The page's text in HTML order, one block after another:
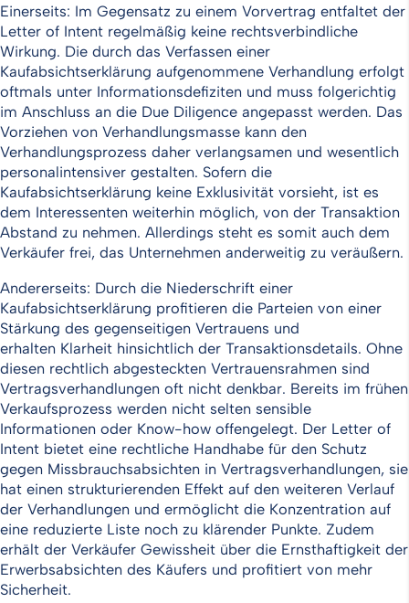
Einerseits: Im Gegensatz zu einem Vorvertrag entfaltet der
Letter of Intent regelmäßig keine rechtsverbindliche
Wirkung. Die durch das Verfassen einer
Kaufabsichtserklärung aufgenommene Verhandlung erfolgt
oftmals unter Informationsdefiziten und muss folgerichtig
im Anschluss an die Due Diligence angepasst werden. Das
Vorziehen von Verhandlungsmasse kann den
Verhandlungsprozess daher verlangsamen und wesentlich
personalintensiver gestalten. Sofern die
Kaufabsichtserklärung keine Exklusivität vorsieht, ist es
dem Interessenten weiterhin möglich, von der Transaktion
Abstand zu nehmen. Allerdings steht es somit auch dem
Verkäufer frei, das Unternehmen anderweitig zu veräußern.
Andererseits: Durch die Niederschrift einer
Kaufabsichtserklärung profitieren die Parteien von einer
Stärkung des gegenseitigen Vertrauens und
erhalten Klarheit hinsichtlich der Transaktionsdetails. Ohne
diesen rechtlich abgesteckten Vertrauensrahmen sind
Vertragsverhandlungen oft nicht denkbar. Bereits im frühen
Verkaufsprozess werden nicht selten sensible
Informationen oder Know-how offengelegt. Der Letter of
Intent bietet eine rechtliche Handhabe für den Schutz
gegen Missbrauchsabsichten in Vertragsverhandlungen, sie
hat einen strukturierenden Effekt auf den weiteren Verlauf
der Verhandlungen und ermöglicht die Konzentration auf
eine reduzierte Liste noch zu klärender Punkte. Zudem
erhält der Verkäufer Gewissheit über die Ernsthaftigkeit der
Erwerbsabsichten des Käufers und profitiert von mehr
Sicherheit.